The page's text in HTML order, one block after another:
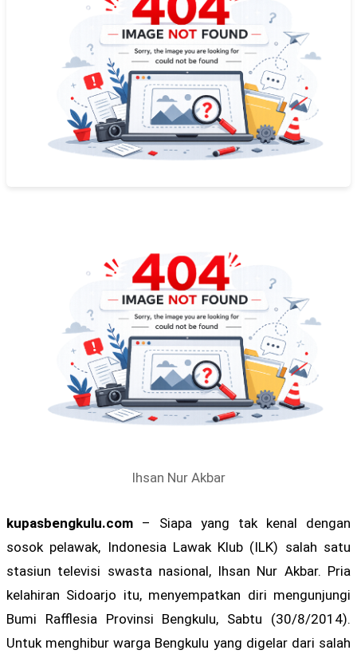
Ihsan Nur Akbar
kupasbengkulu.com – Siapa yang tak kenal dengan
sosok pelawak, Indonesia Lawak Klub (ILK) salah satu
stasiun televisi swasta nasional, Ihsan Nur Akbar. Pria
kelahiran Sidoarjo itu, menyempatkan diri mengunjungi
Bumi Rafflesia Provinsi Bengkulu, Sabtu (30/8/2014).
Untuk menghibur warga Bengkulu yang digelar dari salah